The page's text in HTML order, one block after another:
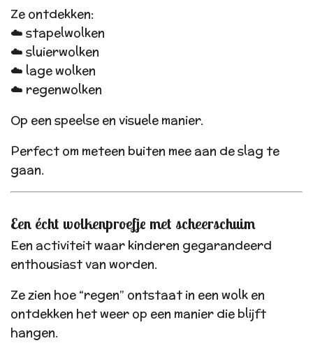
Ze ontdekken:
☁️ stapelwolken
☁️ sluierwolken
☁️ lage wolken
☁️ regenwolken
Op een speelse en visuele manier.
Perfect om meteen buiten mee aan de slag te
gaan.
Een écht wolkenproefje met scheerschuim
Een activiteit waar kinderen gegarandeerd
enthousiast van worden.
Ze zien hoe “regen” ontstaat in een wolk en
ontdekken het weer op een manier die blijft
hangen.